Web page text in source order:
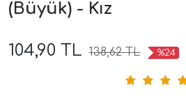
(Büyük) - Kız
104,90 TL 138,62 TL %24